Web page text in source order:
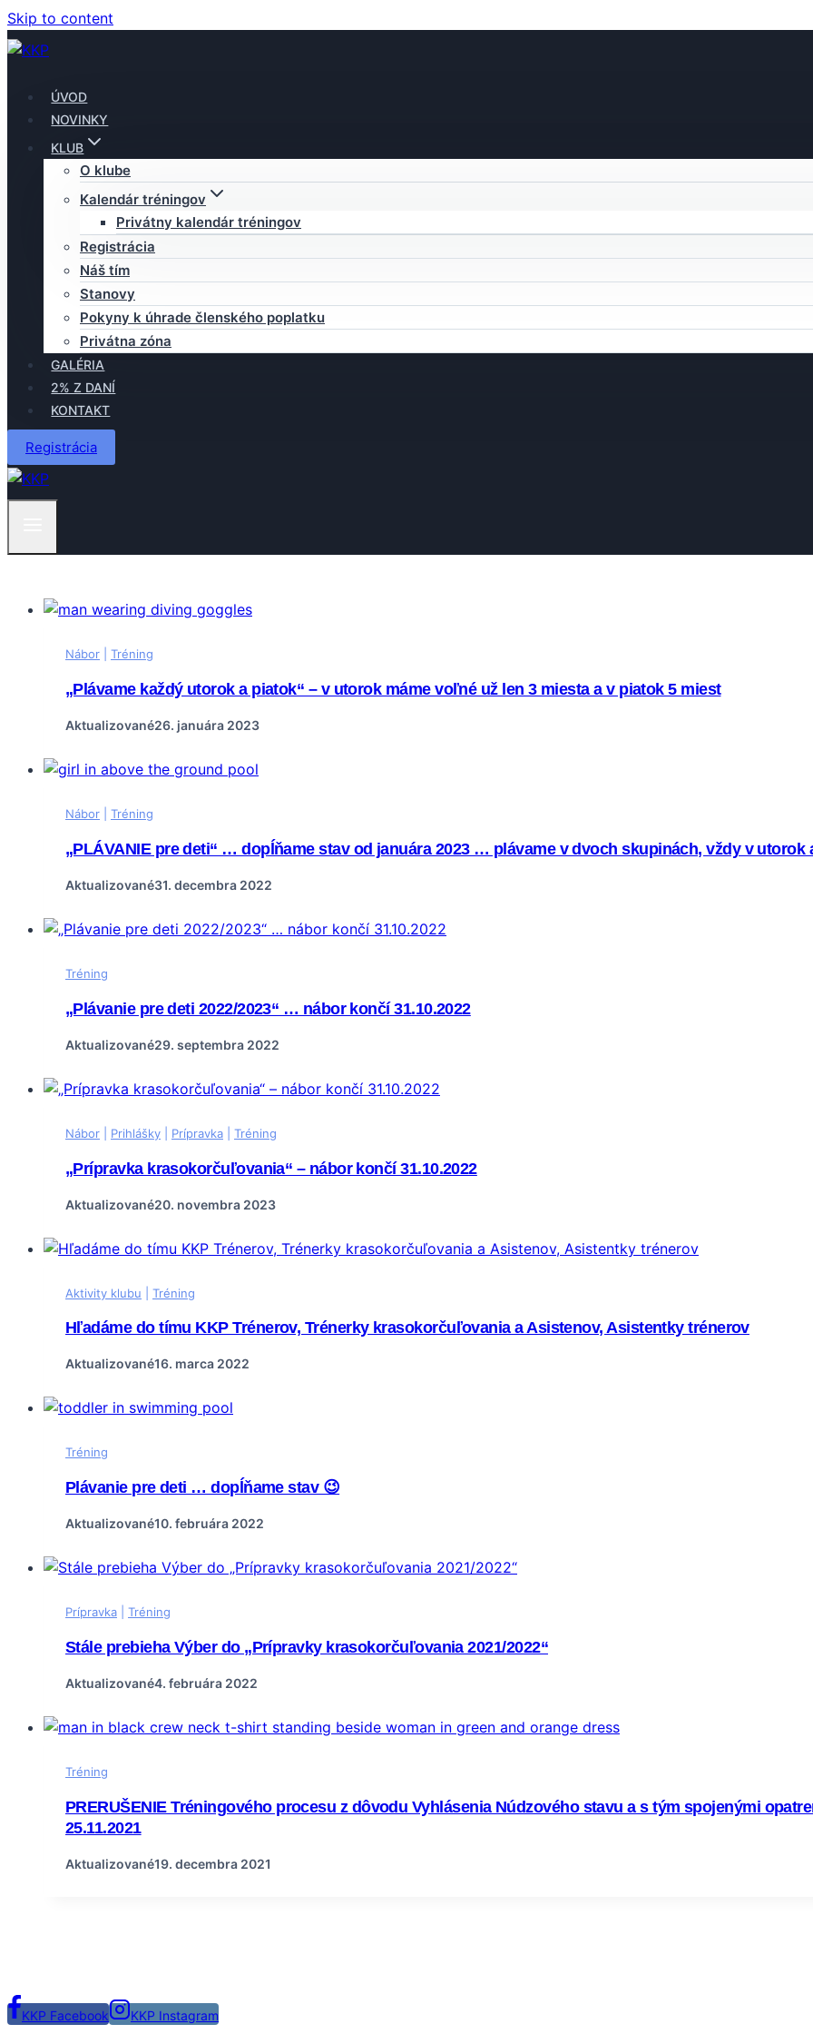
Skip to content
ÚVOD
NOVINKY
KLUB
O klube
Kalendár tréningov
Privátny kalendár tréningov
Registrácia
Náš tím
Stanovy
Pokyny k úhrade členského poplatku
Privátna zóna
GALÉRIA
2% Z DANÍ
KONTAKT
Registrácia
Nábor Tréning
„Plávame každý utorok a piatok“ – v utorok máme voľné už len 3 miesta a v piatok 5 miest
Aktualizované26. januára 2023
Nábor Tréning
„PLÁVANIE pre deti“ … dopĺňame stav od januára 2023 … plávame v dvoch skupinách, vždy v utorok
Aktualizované31. decembra 2022
Tréning
„Plávanie pre deti 2022/2023“ … nábor končí 31.10.2022
Aktualizované29. septembra 2022
Nábor Prihlášky Prípravka Tréning
„Prípravka krasokorčuľovania“ – nábor končí 31.10.2022
Aktualizované20. novembra 2023
Aktivity klubu Tréning
Hľadáme do tímu KKP Trénerov, Trénerky krasokorčuľovania a Asistenov, Asistentky trénerov
Aktualizované16. marca 2022
Tréning
Plávanie pre deti … dopĺňame stav 😉
Aktualizované10. februára 2022
Prípravka Tréning
Stále prebieha Výber do „Prípravky krasokorčuľovania 2021/2022“
Aktualizované4. februára 2022
Tréning
PRERUŠENIE Tréningového procesu z dôvodu Vyhlásenia Núdzového stavu a s tým spojenými
25.11.2021
Aktualizované19. decembra 2021
KKP Facebook KKP Instagram